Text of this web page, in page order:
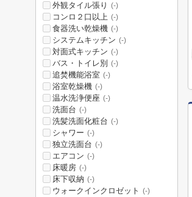
外観タイル張り (-)
コンロ２口以上 (-)
食器洗い乾燥機 (-)
システムキッチン (-)
対面式キッチン (-)
バス・トイレ別 (-)
追焚機能浴室 (-)
浴室乾燥機 (-)
温水洗浄便座 (-)
洗面台 (-)
洗髪洗面化粧台 (-)
シャワー (-)
独立洗面台 (-)
エアコン (-)
床暖房 (-)
床下収納 (-)
ウォークインクロゼット (-)